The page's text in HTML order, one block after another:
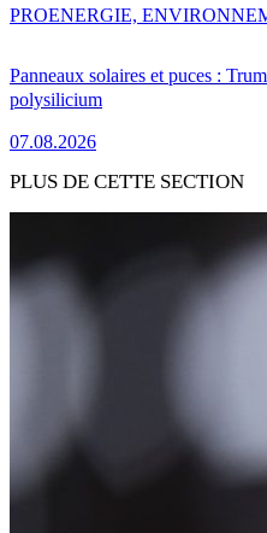
Panneaux solaires et puces :
polysilicium
07.08.2026
PROENERGIE,
PLUS DE CETTE SECTION